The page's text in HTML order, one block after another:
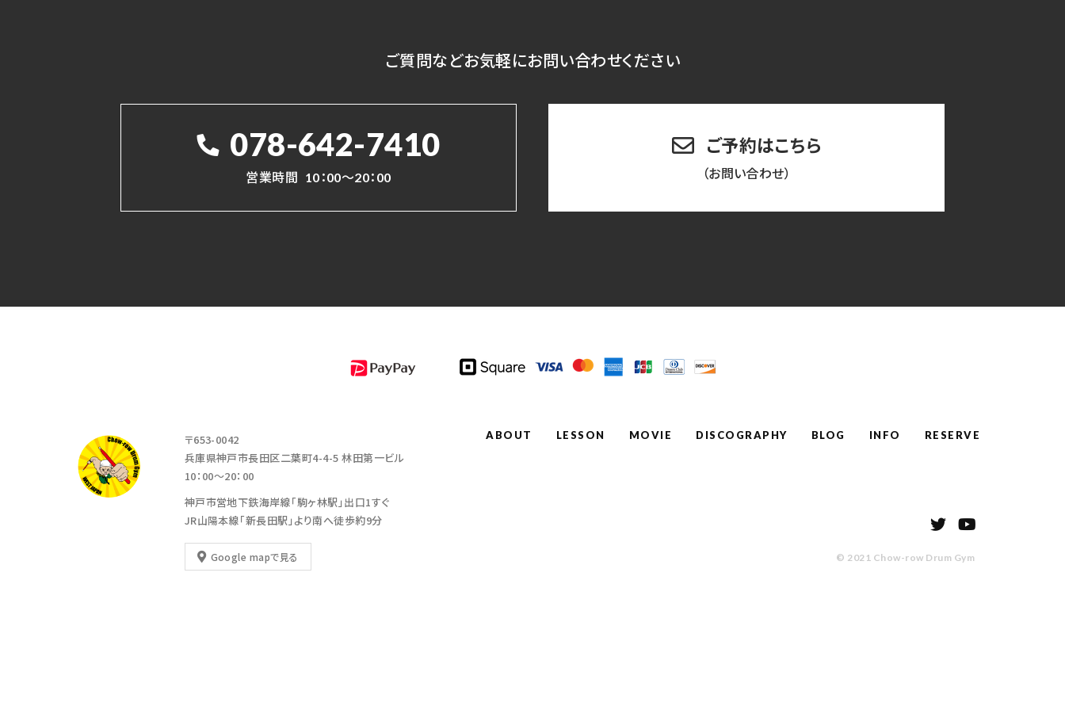
ご質問などお気軽にお問い合わせください
078-642-7410
営業時間 10：00～20：00
ご予約はこちら
（お問い合わせ）
〒653-0042
兵庫県神戸市長田区二葉町4-4-5林田第一ビル
10：00～20：00
神戸市営地下鉄海岸線「駒ヶ林駅」出口1すぐ
JR山陽本線「新長田駅」より南へ徒歩約9分
Google mapで見る
ABOUT LESSON MOVIE DISCOGRAPHY BLOG INFO RESERVE
© 2021 Chow-row Drum Gym